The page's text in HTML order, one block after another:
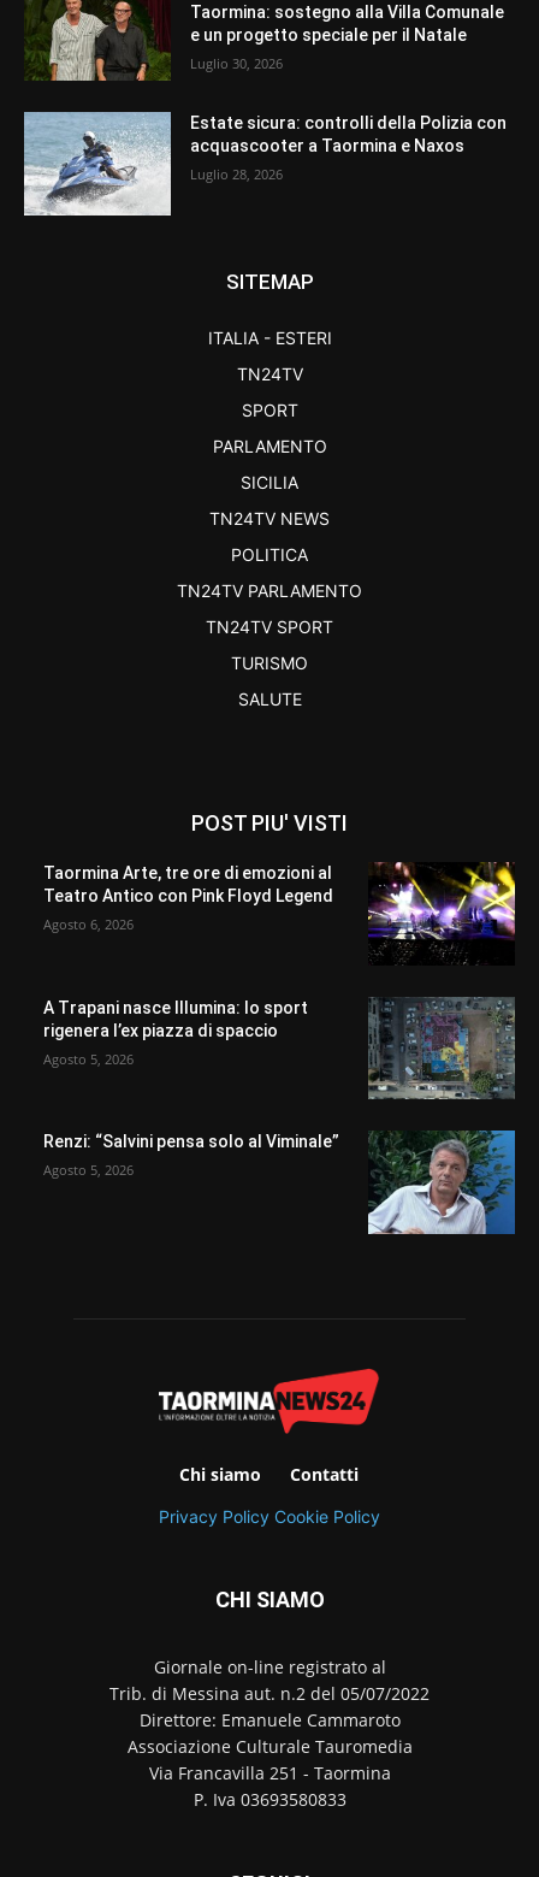
Taormina: sostegno alla Villa Comunale
e un progetto speciale per il Natale
Luglio 30, 2026
Estate sicura: controlli della Polizia con
acquascooter a Taormina e Naxos
Luglio 28, 2026
SITEMAP
ITALIA - ESTERI
TN24TV
SPORT
PARLAMENTO
SICILIA
TN24TV NEWS
POLITICA
TN24TV PARLAMENTO
TN24TV SPORT
TURISMO
SALUTE
POST PIU' VISTI
Taormina Arte, tre ore di emozioni al
Teatro Antico con Pink Floyd Legend
Agosto 6, 2026
A Trapani nasce Illumina: lo sport
rigenera l’ex piazza di spaccio
Agosto 5, 2026
Renzi: “Salvini pensa solo al Viminale”
Agosto 5, 2026
Chi siamo Contatti
Privacy Policy Cookie Policy
CHI SIAMO
Giornale on-line registrato al
Trib. di Messina aut. n.2 del 05/07/2022
Direttore: Emanuele Cammaroto
Associazione Culturale Tauromedia
Via Francavilla 251 - Taormina
P. Iva 03693580833